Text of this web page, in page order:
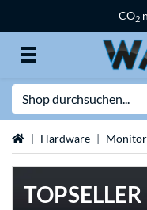
CO2
StartseiteHardware
TOPSELLER